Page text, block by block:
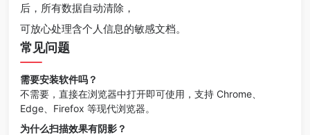
后，所有数据自动清除，
可放心处理含个人信息的敏感文档。
常见问题
需要安装软件吗？
不需要，直接在浏览器中打开即可使用，支持 Chrome、
Edge、Firefox 等现代浏览器。
为什么扫描效果有阴影？